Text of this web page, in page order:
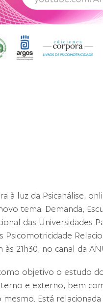
à luz da Psicanálise,
tema: Demanda,
das Universidades
Psicomotricidade
às 21h30, no canal da
objetivo o estudo
e externo, bem
Está